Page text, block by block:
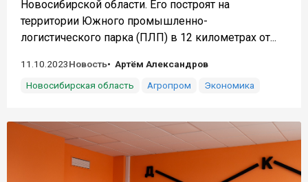
Новосибирской области. Его построят на
территории Южного промышленно-
логистического парка (ПЛП) в 12 километрах от...
11.10.2023Новость
Артём Александров
Новосибирская область
Агропром Экономика